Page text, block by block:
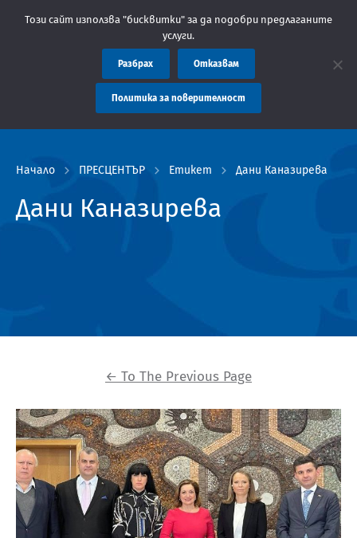
Съобщение: Областна администрация Пловдив
Начало ПРЕСЦЕНТЪР Етикет Дани Каназирева
Дани Каназирева
← To The Previous Page
Този сайт използва "бисквитки" за да подобри предлаганите
услуги.
Разбрах Отказвам
Политика за поверителност